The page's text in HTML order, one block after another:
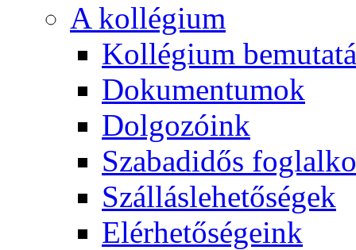
A kollégium
Kollégium
Dokumentumok
Dolgozóink
Szabadidős
Szálláslehetőségek
Elérhetőségeink